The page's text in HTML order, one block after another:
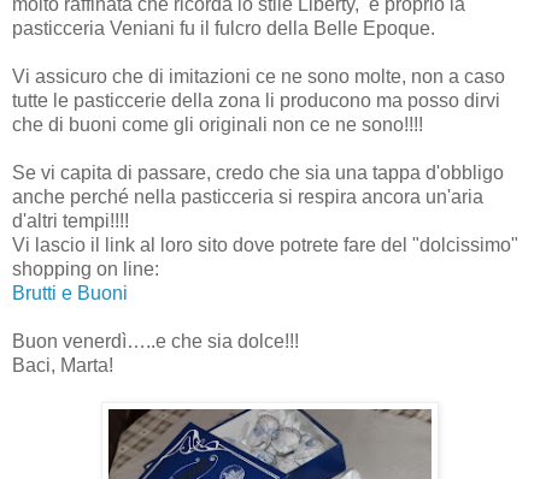
pasticceria Veniani fu il fulcro della Belle Epoque.
Vi assicuro che di imitazioni ce ne sono molte, non a caso
tutte le pasticcerie della zona li producono ma posso dirvi
che di buoni come gli originali non ce ne sono!!!!
Se vi capita di passare, credo che sia una tappa d'obbligo
anche perché nella pasticceria si respira ancora un'aria
d'altri tempi!!!!
Vi lascio il link al loro sito dove potrete fare del "dolcissimo"
shopping on line:
Brutti e Buoni
Buon venerdì…..e che sia dolce!!!
Baci, Marta!